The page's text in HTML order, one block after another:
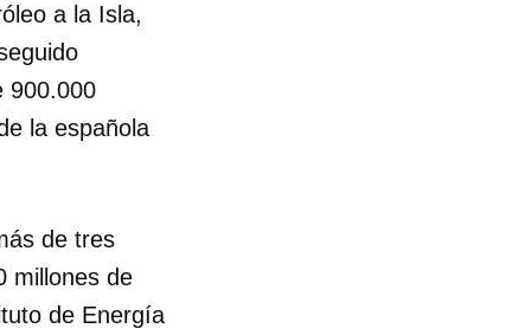
a la Isla,
900.000
la española
de tres
millones de
de Energía